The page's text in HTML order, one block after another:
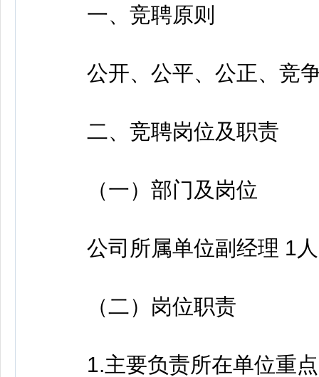
一、竞聘原则
公开、公平、公正、竞
二、竞聘岗位及职责
（一）部门及岗位
公司所属单位副经理 1人
（二）岗位职责
1.主要负责所在单位重点